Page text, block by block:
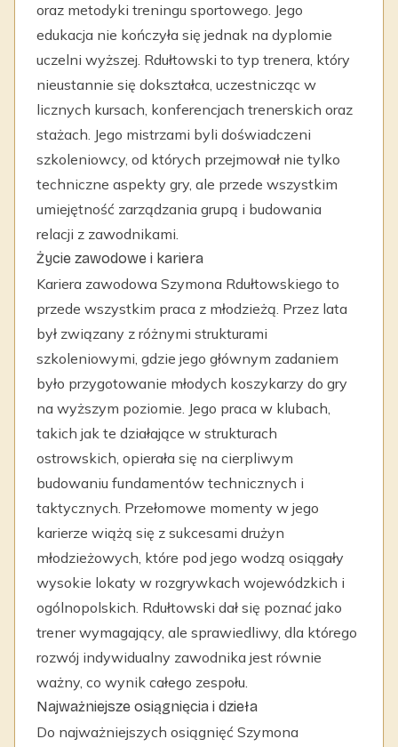
oraz metodyki treningu sportowego. Jego
edukacja nie kończyła się jednak na dyplomie
uczelni wyższej. Rdułtowski to typ trenera, który
nieustannie się dokształca, uczestnicząc w
licznych kursach, konferencjach trenerskich oraz
stażach. Jego mistrzami byli doświadczeni
szkoleniowcy, od których przejmował nie tylko
techniczne aspekty gry, ale przede wszystkim
umiejętność zarządzania grupą i budowania
relacji z zawodnikami.
Życie zawodowe i kariera
Kariera zawodowa Szymona Rdułtowskiego to
przede wszystkim praca z młodzieżą. Przez lata
był związany z różnymi strukturami
szkoleniowymi, gdzie jego głównym zadaniem
było przygotowanie młodych koszykarzy do gry
na wyższym poziomie. Jego praca w klubach,
takich jak te działające w strukturach
ostrowskich, opierała się na cierpliwym
budowaniu fundamentów technicznych i
taktycznych. Przełomowe momenty w jego
karierze wiążą się z sukcesami drużyn
młodzieżowych, które pod jego wodzą osiągały
wysokie lokaty w rozgrywkach wojewódzkich i
ogólnopolskich. Rdułtowski dał się poznać jako
trener wymagający, ale sprawiedliwy, dla którego
rozwój indywidualny zawodnika jest równie
ważny, co wynik całego zespołu.
Najważniejsze osiągnięcia i dzieła
Do najważniejszych osiągnięć Szymona